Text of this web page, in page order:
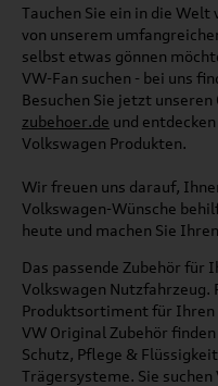
Tauchen Sie ein in die Welt
von unserem
selbst etwas gönnen
VW-Fan suchen - bei uns
Besuchen Sie jetzt
zubehoer.de und
Volkswagen Produkten.
Wir freuen uns darauf,
Volkswagen-Wünsche
heute und machen Sie
Das passende Zubehör für
Volkswagen Nutzfahrzeug.
Produktsortiment für Ihren
VW Original Zubehör
Schutz, Pflege &
Trägersysteme. Sie suchen